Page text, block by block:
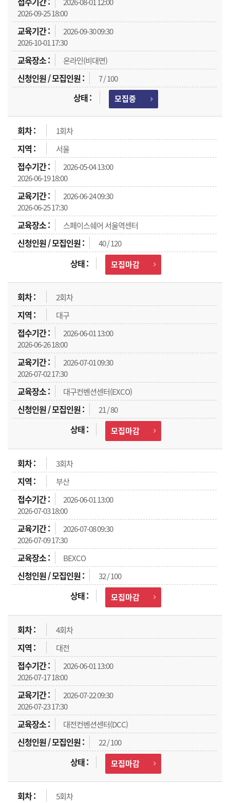
2026-09-25 18:00
2026-09-30 09:30
2026-10-01 17:30
온라인(비대면)
7 / 100
모집중
1회차
서울
2026-05-04 13:00
2026-06-19 18:00
2026-06-24 09:30
2026-06-25 17:30
스페이스쉐어 서울역센터
40 / 120
모집마감
2회차
대구
2026-06-01 13:00
2026-06-26 18:00
2026-07-01 09:30
2026-07-02 17:30
대구컨벤션센터(EXCO)
21 / 80
모집마감
3회차
부산
2026-06-01 13:00
2026-07-03 18:00
2026-07-08 09:30
2026-07-09 17:30
BEXCO
32 / 100
모집마감
4회차
대전
2026-06-01 13:00
2026-07-17 18:00
2026-07-22 09:30
2026-07-23 17:30
대전컨벤션센터(DCC)
22 / 100
모집마감
5회차